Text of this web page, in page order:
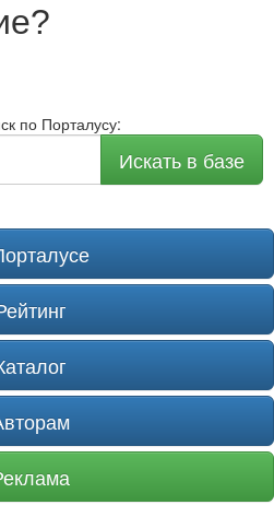
?
по Порталусу:
Искать в базе